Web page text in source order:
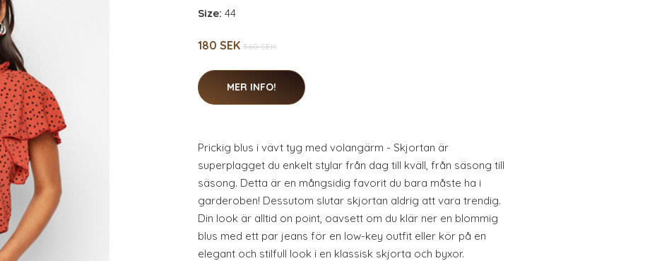
Size: 44
180 SEK 360 SEK
MER INFO!
Prickig blus i vävt tyg med volangärm - Skjortan är
superplagget du enkelt stylar från dag till kväll, från säsong till
säsong. Detta är en mångsidig favorit du bara måste ha i
garderoben! Dessutom slutar skjortan aldrig att vara trendig.
Din look är alltid on point, oavsett om du klär ner en blommig
blus med ett par jeans för en low-key outfit eller kör på en
elegant och stilfull look i en klassisk skjorta och byxor.